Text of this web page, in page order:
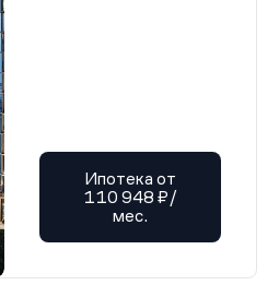
Ипотека от
110 948 ₽/
мес.